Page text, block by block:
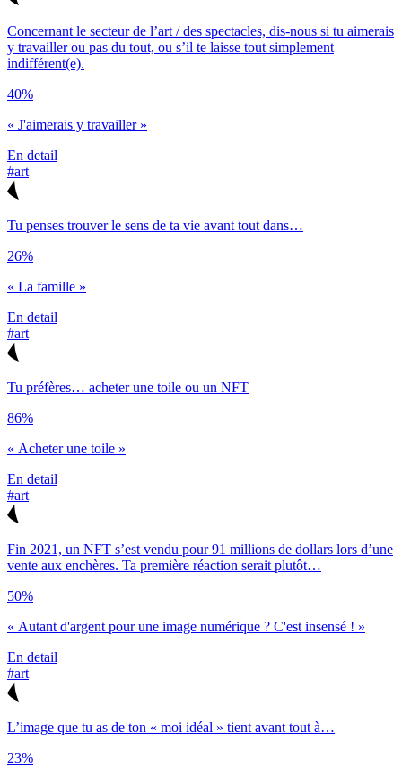
Concernant le secteur de l’art / des spectacles, dis-nous si tu aimerais
y travailler ou pas du tout, ou s’il te laisse tout simplement
indifférent(e).
40%
« J'aimerais y travailler »
En detail
#art
Tu penses trouver le sens de ta vie avant tout dans…
26%
« La famille »
En detail
#art
Tu préfères… acheter une toile ou un NFT
86%
« Acheter une toile »
En detail
#art
Fin 2021, un NFT s’est vendu pour 91 millions de dollars lors d’une
vente aux enchères. Ta première réaction serait plutôt…
50%
« Autant d'argent pour une image numérique ? C'est insensé ! »
En detail
#art
L’image que tu as de ton « moi idéal » tient avant tout à…
23%